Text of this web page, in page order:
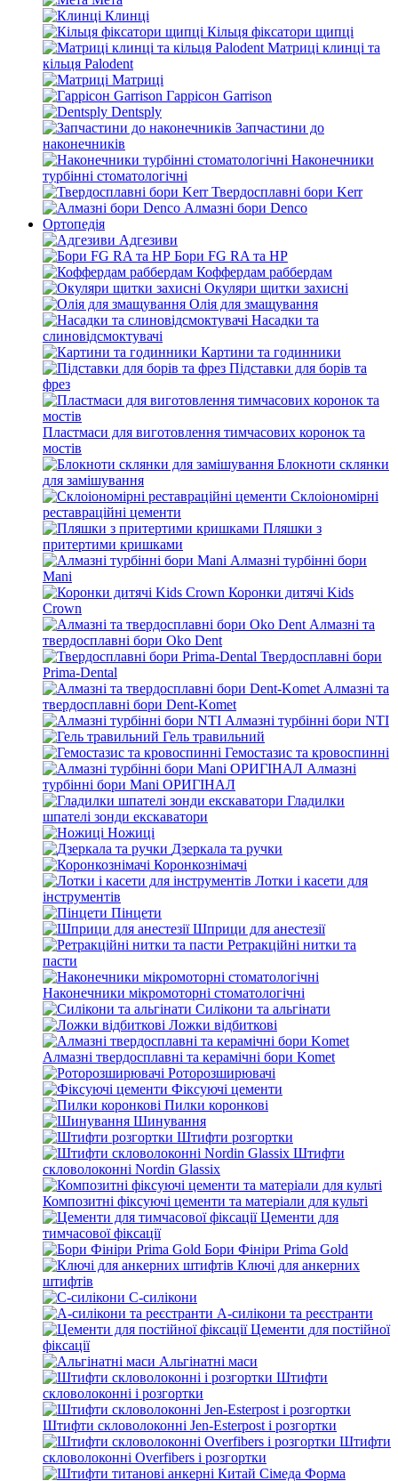
Клинці
Кільця фіксатори щипці
Матриці клинці та
кільця Palodent
Матриці
Гаррісон Garrison
Dentsply
Запчастини до
наконечників
Наконечники
турбінні стоматологічні
Твердосплавні бори Kerr
Алмазні бори Denco
Ортопедія
Адгезиви
Бори FG RA та HP
Коффердам раббердам
Окуляри щитки захисні
Олія для змащування
Насадки та
слиновідсмоктувачі
Картини та годинники
Підставки для борів та
фрез
Пластмаси для виготовлення тимчасових коронок та
мостів
Блокноти склянки
для замішування
Склоіономірні
реставраційні цементи
Пляшки з
притертими кришками
Алмазні турбінні бори
Mani
Коронки дитячі Kids
Crown
Алмазні та
твердосплавні бори Oko Dent
Твердосплавні бори
Prima-Dental
Алмазні та
твердосплавні бори Dent-Komet
Алмазні турбінні бори NTI
Гель травильний
Гемостазис та кровоспинні
Алмазні
турбінні бори Mani ОРИГІНАЛ
Гладилки
шпателі зонди екскаватори
Ножиці
Дзеркала та ручки
Коронкознімачі
Лотки і касети для
інструментів
Пінцети
Шприци для анестезії
Ретракційні нитки та
пасти
Наконечники мікромоторні стоматологічні
Силікони та альгінати
Ложки відбиткові
Алмазні твердосплавні та керамічні бори Komet
Роторозширювачі
Фіксуючі цементи
Пилки коронкові
Шинування
Штифти розгортки
Штифти
скловолоконні Nordin Glassix
Композитні фіксуючі цементи та матеріали для культі
Цементи для
тимчасової фіксації
Бори Фініри Prima Gold
Ключі для анкерних
штифтів
С-силікони
А-силікони та реєстранти
Цементи для постійної
фіксації
Альгінатні маси
Штифти
скловолоконні і розгортки
Штифти скловолоконні Jen-Esterpost і розгортки
Штифти
скловолоконні Overfibers і розгортки